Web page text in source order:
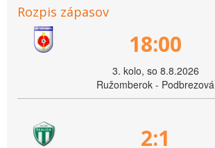
Rozpis zápasov
18:00
3. kolo, so 8.8.2026
Ružomberok - Podbrezová
2:1